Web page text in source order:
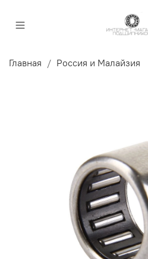
Главная Россия и Малайзия